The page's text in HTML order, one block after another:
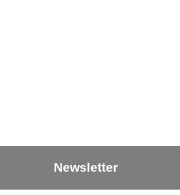
Newsletter